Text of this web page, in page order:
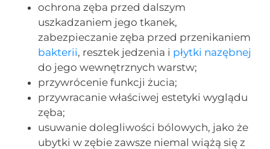
ochrona zęba przed dalszym
uszkadzaniem jego tkanek,
zabezpieczanie zęba przed przenikaniem
bakterii, resztek jedzenia i płytki nazębnej
do jego wewnętrznych warstw;
przywrócenie funkcji żucia;
przywracanie właściwej estetyki wyglądu
zęba;
usuwanie dolegliwości bólowych, jako że
ubytki w zębie zawsze niemal wiążą się z